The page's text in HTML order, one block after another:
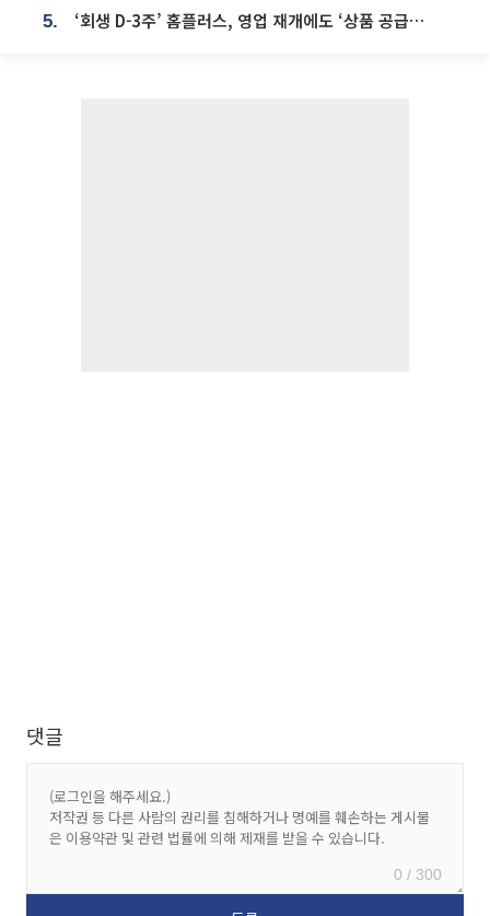
5. ‘회생 D-3주’ 홈플러스, 영업 재개에도 ‘상품 공급망’ 복구가 생존 관건
댓글
0 / 300